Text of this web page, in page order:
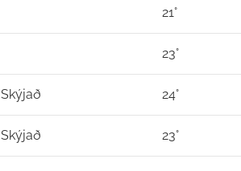
21°
23°
Skýjað 24°
Skýjað 23°